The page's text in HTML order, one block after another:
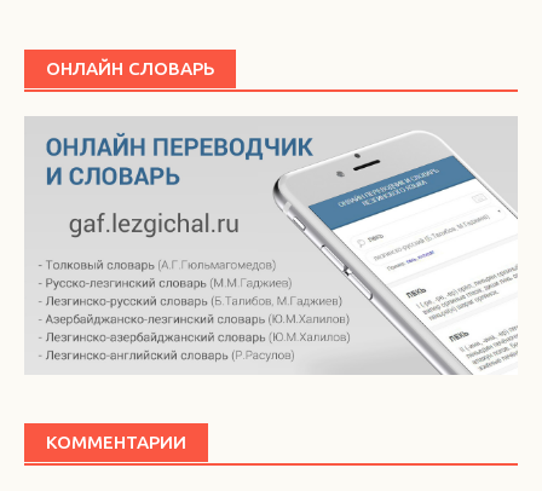
ОНЛАЙН СЛОВАРЬ
КОММЕНТАРИИ